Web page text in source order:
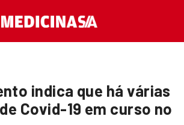
indica que há várias
Covid-19 em curso no